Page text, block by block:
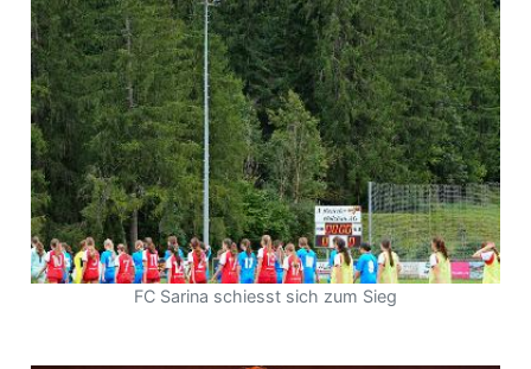
FC Sarina schiesst sich zum Sieg